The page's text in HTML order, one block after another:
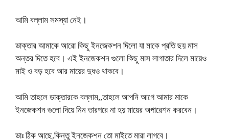
আমি বল্লাম সমস্যা নেই।
ডাক্তার আমাকে আরো কিছু ইনজেকশন দিলো যা মাকে প্রতি ছয় মাস
অন্তর দিতে হবে। এই ইনজেকশন গুলো কিছু মাস লাগাতার দিলে মায়েও
মাই ও বড় হবে আর মায়ের দুধও থাকবে।
আমি তাহলে ডাক্তারকে বল্লাম,,তাহলে আপনি আগে আমার মাকে
ইনজেকশন গুলো দিয়ে নিন তারপরে না হয় মায়ের অপারেশন করবেন।
ডাঃ ঠিক আছে,কিন্তু ইনজেকশন তো মাইতে মারা লাগবে।